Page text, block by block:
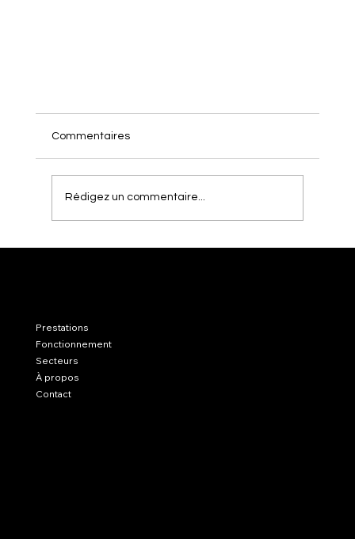
Unis selon votre profil d’investisseur
Commentaires
Rédigez un commentaire...
Prestations
Fonctionnement
Secteurs
À propos
Contact